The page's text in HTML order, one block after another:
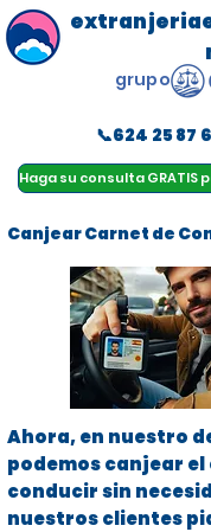
📞624 25 87
grupo
Canjear Carnet de
Ahora, en nuestro
podemos canjear
conducir sin
nuestros clientes